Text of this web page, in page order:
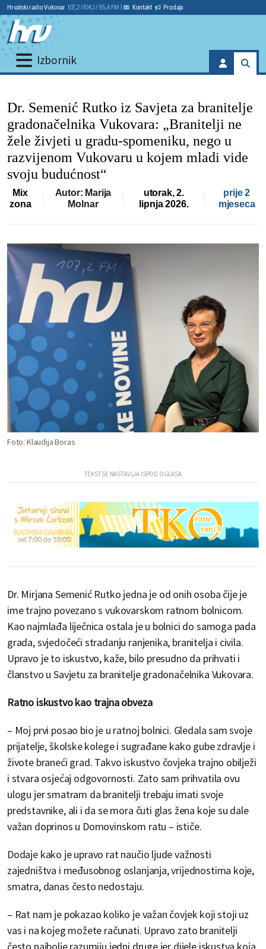
Hrvatski radio Vukovar 107,2 / 104,1 / 95,4 FM Kontakt Prodaja
Izbornik
Dr. Semenić Rutko iz Savjeta za branitelje
gradonačelnika Vukovara: „Branitelji ne
žele živjeti u gradu-spomeniku, nego u
razvijenom Vukovaru u kojem mladi vide
svoju budućnost“
Mix
zona
Autor: Marija
Molnar
utorak, 2.
lipnja 2026.
prije 2
mjeseca
Foto: Klaudija Boras
Dr. Mirjana Semenić Rutko jedna je od onih osoba čije je
ime trajno povezano s vukovarskom ratnom bolnicom.
Kao najmlađa liječnica ostala je u bolnici do samoga pada
grada, svjedočeći stradanju ranjenika, branitelja i civila.
Upravo je to iskustvo, kaže, bilo presudno da prihvati i
članstvo u Savjetu za branitelje gradonačelnika Vukovara.
Ratno iskustvo kao trajna obveza
– Moj prvi posao bio je u ratnoj bolnici. Gledala sam svoje
prijatelje, školske kolege i sugrađane kako gube zdravlje i
živote braneći grad. Takvo iskustvo čovjeka trajno obilježi
i stvara osjećaj odgovornosti. Zato sam prihvatila ovu
ulogu jer smatram da branitelji trebaju imati svoje
predstavnike, ali i da se mora čuti glas žena koje su dale
važan doprinos u Domovinskom ratu – ističe.
Dodaje kako je upravo rat naučio ljude važnosti
zajedništva i međusobnog oslanjanja, vrijednostima koje,
smatra, danas često nedostaju.
– Rat nam je pokazao koliko je važan čovjek koji stoji uz
vas i na kojeg možete računati. Upravo zato branitelji